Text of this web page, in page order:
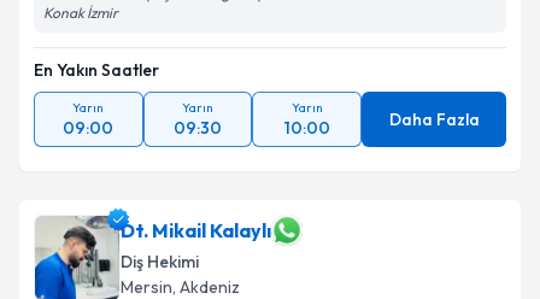
Konak İzmir
En Yakın Saatler
Yarın
09:00
Yarın
09:30
Yarın
10:00 Daha Fazla
Dt. Mikail Kalaylı
Diş Hekimi
Mersin, Akdeniz